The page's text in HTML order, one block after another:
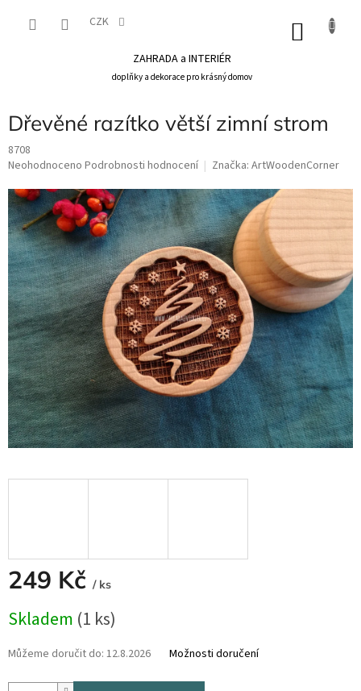
CZK
ZAHRADA a INTERIÉR
doplňky a dekorace pro krásný domov
Dřevěné razítko větší zimní strom
8708
Průměrné
produktu
je
0,0
z
5
hvězdiček.
Neohodnoceno Podrobnosti hodnocení Značka: ArtWoodenCorner
249 Kč / ks
cena:
Skladem (1 ks)
Můžeme doručit do: 12.8.2026 Možnosti doručení